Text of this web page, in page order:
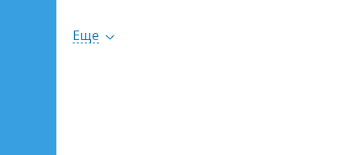
Съемный лоток также действует как барьер,
Еще